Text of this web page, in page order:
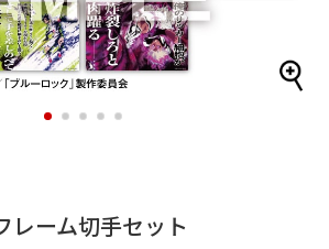
1 2 3 4 5
レーム切手セット